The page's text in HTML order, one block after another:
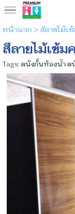
หน้าแรก > สีลายไม้เ
สีลายไม้เข้ม
Tags: ผนังกั้นห้องน้ำ ผ